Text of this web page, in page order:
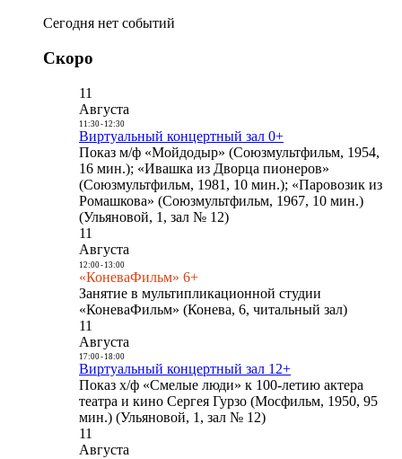
Сегодня нет событий
Скоро
11
Августа
11:30- 12:30
Виртуальный концертный зал 0+
Показ м/ф «Мойдодыр» (Союзмультфильм, 1954,
16 мин.); «Ивашка из Дворца пионеров»
(Союзмультфильм, 1981, 10 мин.); «Паровозик из
Ромашкова» (Союзмультфильм, 1967, 10 мин.)
(Ульяновой, 1, зал № 12)
11
Августа
12:00- 13:00
«КоневаФильм» 6+
Занятие в мультипликационной студии
«КоневаФильм» (Конева, 6, читальный зал)
11
Августа
17:00- 18:00
Виртуальный концертный зал 12+
Показ х/ф «Смелые люди» к 100-летию актера
театра и кино Сергея Гурзо (Мосфильм, 1950, 95
мин.) (Ульяновой, 1, зал № 12)
11
Августа